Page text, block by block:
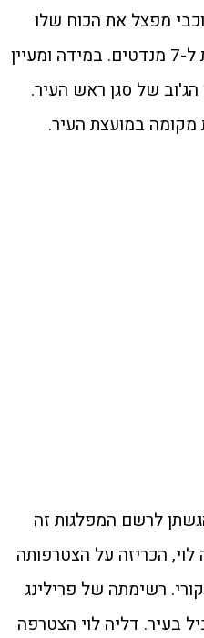
מפצל את הכוח שלו
לתומכי יש עתיד ותומכי כחול לבן. המטרה שלו להגיע לפחות ל-7 מנדטים. במידה ומעיין
ואיתו הג'וב של סגן ראש העיר.
במועצת העיר.
לרשם המפלגות זה
לוי, הכריזה על הצטרפותה
רשימתה של פרילינג
מוביל בעיר. דליה לוי הצטרפה